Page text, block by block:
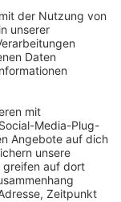
der
Fans -
Tag Karten